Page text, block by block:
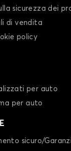
sicurezza dei
di vendita
policy
per auto
per auto
sicuro/